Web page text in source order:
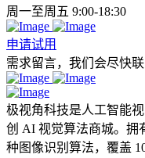
周一至周五 9:00-18:30
申请试用
需求留言，我们会尽快
极视角科技是人工智能
创 AI 视觉算法商城。拥
种图像识别算法，覆盖